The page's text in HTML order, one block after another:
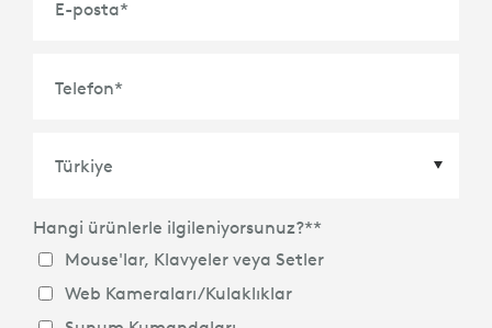
E-posta*
Telefon*
Country*
Hangi ürünlerle ilgileniyorsunuz?**
Mouse'lar, Klavyeler veya Setler
Web Kameraları/Kulaklıklar